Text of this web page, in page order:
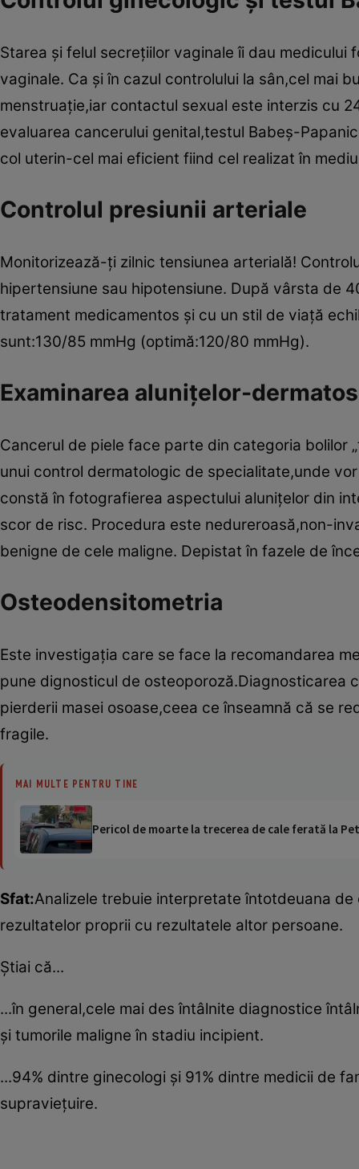
Starea şi felul secreţiilor vaginale îi dau
vaginale. Ca şi în cazul controlului la sân,cel mai
menstruaţie,iar contactul sexual este interzis cu
evaluarea cancerului genital,testul Babeş-
col uterin-cel mai eficient fiind cel realizat în
Controlul presiunii arteriale
Monitorizează-ţi zilnic tensiunea arterială!
hipertensiune sau hipotensiune. După vârsta de
tratament medicamentos şi cu un stil de viaţă
sunt:130/85 mmHg (optimă:120/80 mmHg).
Examinarea aluniţelor-
Cancerul de piele face parte din categoria bolilor
unui control dermatologic de specialitate,unde
constă în fotografierea aspectului aluniţelor din
scor de risc. Procedura este nedureroasă,non-
benigne de cele maligne. Depistat în fazele de
Osteodensitometria
Este investigaţia care se face la recomandarea
pune dignosticul de osteoporoză.Diagnosticarea
pierderii masei osoase,ceea ce înseamnă că se
fragile.
MAI MULTE PENTRU TINE
Pericol de moarte la trecerea de cale ferată la
Sfat:Analizele trebuie interpretate întotdeuana
rezultatelor proprii cu rezultatele altor persoane.
Ştiai că...
...în general,cele mai des întâlnite diagnostice
şi tumorile maligne în stadiu incipient.
...94% dintre ginecologi şi 91% dintre medicii de
supravieţuire.